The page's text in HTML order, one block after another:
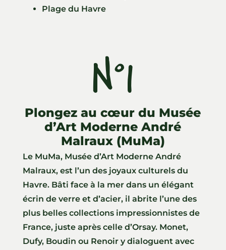
Plage du Havre
N°1
Plongez au cœur du Musée
d’Art Moderne André
Malraux (MuMa)
Le MuMa, Musée d’Art Moderne André
Malraux, est l’un des joyaux culturels du
Havre. Bâti face à la mer dans un élégant
écrin de verre et d’acier, il abrite l’une des
plus belles collections impressionnistes de
France, juste après celle d’Orsay. Monet,
Dufy, Boudin ou Renoir y dialoguent avec